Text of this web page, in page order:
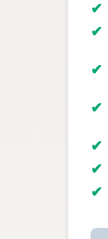
✔
✔
✔
✔
✔
✔
✔